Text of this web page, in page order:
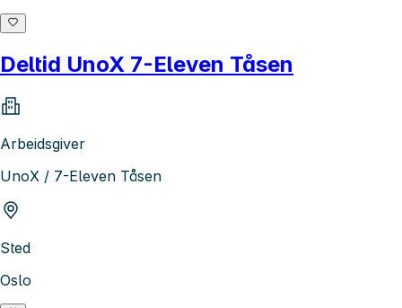
Deltid UnoX 7-Eleven Tåsen
Arbeidsgiver
UnoX / 7-Eleven Tåsen
Sted
Oslo